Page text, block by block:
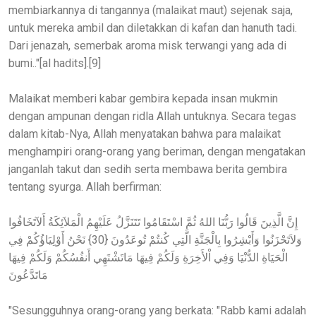
membiarkannya di tangannya (malaikat maut) sejenak saja,
untuk mereka ambil dan diletakkan di kafan dan hanuth tadi.
Dari jenazah, semerbak aroma misk terwangi yang ada di
bumi.."[al hadits].[9]
Malaikat memberi kabar gembira kepada insan mukmin
dengan ampunan dengan ridla Allah untuknya. Secara tegas
dalam kitab-Nya, Allah menyatakan bahwa para malaikat
menghampiri orang-orang yang beriman, dengan mengatakan
janganlah takut dan sedih serta membawa berita gembira
tentang syurga. Allah berfirman:
إِنَّ الَّذِينَ قَالُوا رَبُّنَا اللهُ ثُمَّ اسْتَقَامُوا تَتَنَزَّلُ عَلَيْهِمُ الْمَلاَئِكَةُ أَلآتَخَافُوا
وَلاَتَحْزَنُوا وَأَبْشِرُوا بِالْجَنَّةِ الَّتِي كُنتُمْ تُوعَدُونَ {30} نَحْنُ أَوْلِيَاؤُكُمْ فِي
الْحَيَاةِ الدُّنْيَا وَفِي اْلأَخِرَةِ وَلَكُمْ فِيهَا مَاتَشْتَهِي أَنفُسُكُمْ وَلَكُمْ فِيهَا
مَاتَدَّعُونَ
"Sesungguhnya orang-orang yang berkata: "Rabb kami adalah